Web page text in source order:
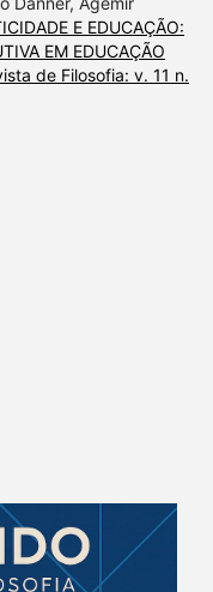
E EDUCAÇÃO:
EM EDUCAÇÃO
de Filosofia: v. 11 n.